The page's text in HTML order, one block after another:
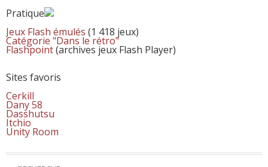
Pratique
Jeux Flash émulés (1 418 jeux)
Catégorie "Dans le rétro"
Flashpoint(archives jeux Flash Player)
Sites favoris
Cerkill
Dany 58
Dasshutsu
Itchio
Unity Room